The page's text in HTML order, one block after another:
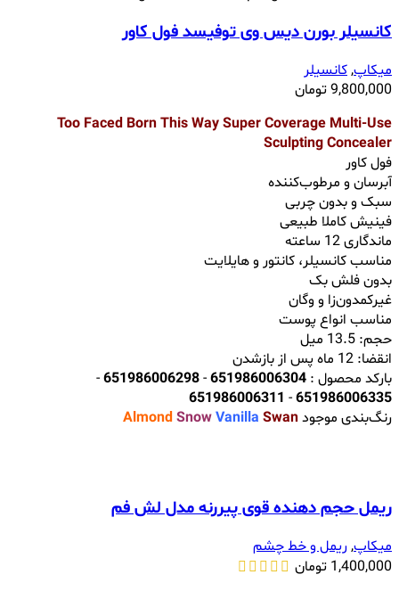
کانسیلر بورن دیس وی توفیسد فول کاور
میکاپ,کانسیلر
9,800,000تومان
Too Faced Born This Way Super Coverage Multi-Use
Sculpting Concealer
فول کاور
آبرسان و مرطوب‌کننده
سبک و بدون چربی
فینیش کاملا طبیعی
ماندگاری 12 ساعته
مناسب کانسیلر، کانتور و هایلایت
بدون فلش بک
غیرکمدون‌زا و وگان
مناسب انواع پوست
حجم: 13.5 میل
انقضا: 12 ماه پس از بازشدن
بارکد محصول : 651986006304
-
651986006298
-
651986006335
-
651986006311
رنگ‌بندی موجود
AlmondSnowVanilla Swan
ریمل حجم دهنده قوی پیررنه مدل لش فم
میکاپ,ریمل و خط چشم
1,400,000 تومان